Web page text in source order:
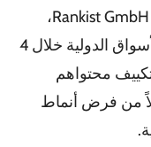
شركة Rankist GmbH،
تضاعف عدد زياراتهم العضوية من الأسواق الدولية خلال 4
بتكييف محتواهم
من فرض أنماط